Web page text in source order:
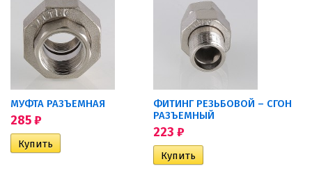
МУФТА РАЗЪЕМНАЯ
285₽
ФИТИНГ РЕЗЬБОВОЙ – СГОН
РАЗЪЕМНЫЙ
223 ₽